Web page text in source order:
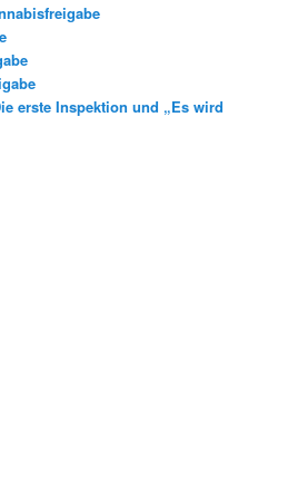
erste Inspektion und „Es wird